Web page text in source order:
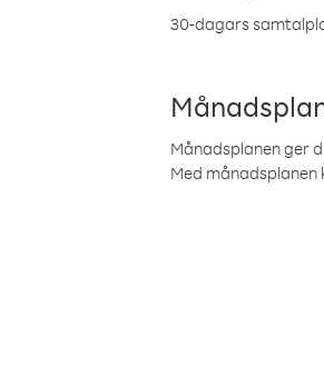
30-dagars
Månadsplanen ger
Med